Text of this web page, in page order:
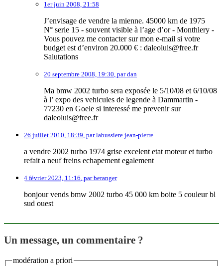
1er juin 2008, 21:58
J’envisage de vendre la mienne. 45000 km de 1975
N° serie 15 - souvent visible à l’age d’or - Monthlery -
Vous pouvez me contacter sur mon e-mail si votre
budget est d’environ 20.000 € : daleoluis@free.fr
Salutations
20 septembre 2008, 19:30, pardan
Ma bmw 2002 turbo sera exposée le 5/10/08 et 6/10/08
à l’ expo des vehicules de legende à Dammartin -
77230 en Goele si interessé me prevenir sur
daleoluis@free.fr
26 juillet 2010, 18:39, parlabussiere jean-pierre
a vendre 2002 turbo 1974 grise excelent etat moteur et turbo
refait a neuf freins echapement egalement
4 février 2023, 11:16, parberanger
bonjour vends bmw 2002 turbo 45 000 km boite 5 couleur bl
sud ouest
Un message, un commentaire ?
modération a priori